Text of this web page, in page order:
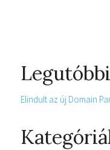
Elindult az új Domain